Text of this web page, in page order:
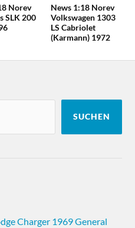
Norev
SLK 200
News 1:18 Norev
Volkswagen 1303
LS Cabriolet
(Karmann) 1972
SUCHEN
Charger 1969 General